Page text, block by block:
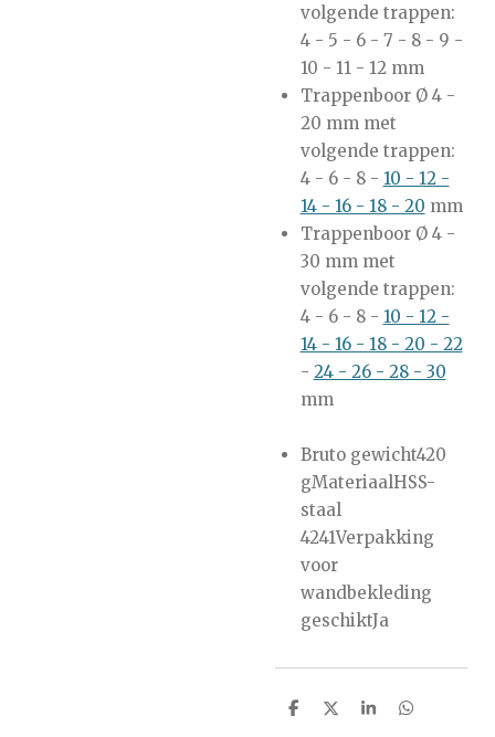
volgende trappen:
4 - 5 - 6 - 7 - 8 - 9 -
10 - 11 - 12 mm
Trappenboor Ø 4 -
20 mm met
volgende trappen:
4 - 6 - 8 - 10 - 12 -
14 - 16 - 18 - 20 mm
Trappenboor Ø 4 -
30 mm met
volgende trappen:
4 - 6 - 8 - 10 - 12 -
14 - 16 - 18 - 20 - 22
- 24 - 26 - 28 - 30
mm
Bruto gewicht420
gMateriaalHSS-
staal
4241Verpakking
voor
wandbekleding
geschiktJa
S
S
S
S